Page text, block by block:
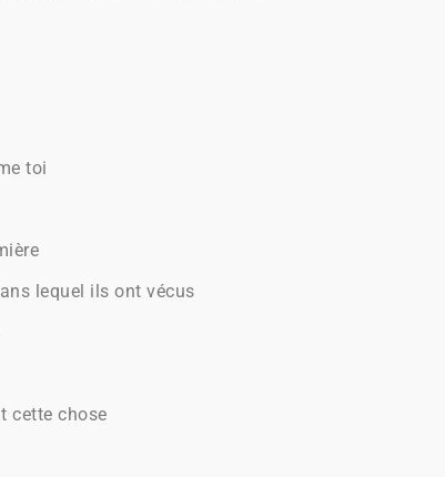
toi
lequel ils ont vécus
cette chose